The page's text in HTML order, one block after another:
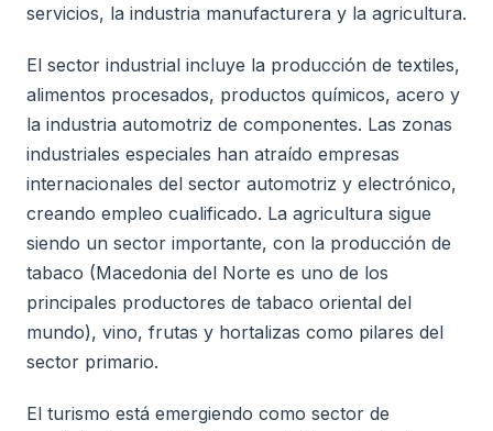
servicios, la industria manufacturera y la agricultura.
El sector industrial incluye la producción de textiles,
alimentos procesados, productos químicos, acero y
la industria automotriz de componentes. Las zonas
industriales especiales han atraído empresas
internacionales del sector automotriz y electrónico,
creando empleo cualificado. La agricultura sigue
siendo un sector importante, con la producción de
tabaco (Macedonia del Norte es uno de los
principales productores de tabaco oriental del
mundo), vino, frutas y hortalizas como pilares del
sector primario.
El turismo está emergiendo como sector de